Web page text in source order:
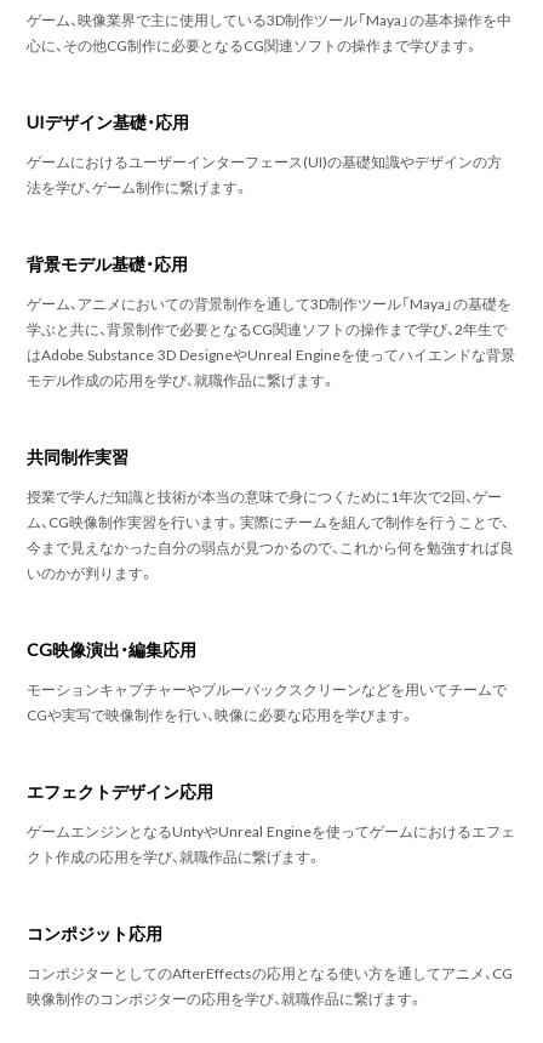
ゲーム、映像業界で主に使用している3D制作ツール「Maya」の基本操作を中
心に、その他CG制作に必要となるCG関連ソフトの操作まで学びます。
UIデザイン基礎・応用
ゲームにおけるユーザーインターフェース(UI)の基礎知識やデザインの方
法を学び、ゲーム制作に繋げます。
背景モデル基礎・応用
ゲーム、アニメにおいての背景制作を通して3D制作ツール「Maya」の基礎を
学ぶと共に、背景制作で必要となるCG関連ソフトの操作まで学び、2年生で
はAdobe Substance 3D DesigneやUnreal Engineを使ってハイエンドな背景
モデル作成の応用を学び、就職作品に繋げます。
共同制作実習
授業で学んだ知識と技術が本当の意味で身につくために1年次で2回、ゲー
ム、CG映像制作実習を行います。実際にチームを組んで制作を行うことで、
今まで見えなかった自分の弱点が見つかるので、これから何を勉強すれば良
いのかが判ります。
CG映像演出・編集応用
モーションキャプチャーやブルーバックスクリーンなどを用いてチームで
CGや実写で映像制作を行い、映像に必要な応用を学びます。
エフェクトデザイン応用
ゲームエンジンとなるUntyやUnreal Engineを使ってゲームにおけるエフェ
クト作成の応用を学び、就職作品に繋げます。
コンポジット応用
コンポジターとしてのAfterEffectsの応用となる使い方を通してアニメ、CG
映像制作のコンポジターの応用を学び、就職作品に繋げます。